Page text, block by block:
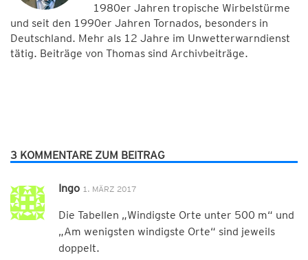
1980er Jahren tropische Wirbelstürme
und seit den 1990er Jahren Tornados, besonders in
Deutschland. Mehr als 12 Jahre im Unwetterwarndienst
tätig. Beiträge von Thomas sind Archivbeiträge.
3 KOMMENTARE ZUM BEITRAG
Ingo 1. MÄRZ 2017
Die Tabellen „Windigste Orte unter 500 m“ und
„Am wenigsten windigste Orte“ sind jeweils
doppelt.